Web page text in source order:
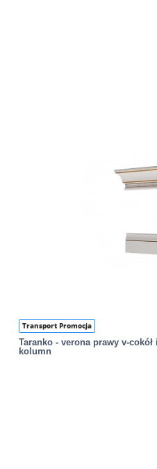
Transport Promocja
Taranko - verona prawy v-
kolumn